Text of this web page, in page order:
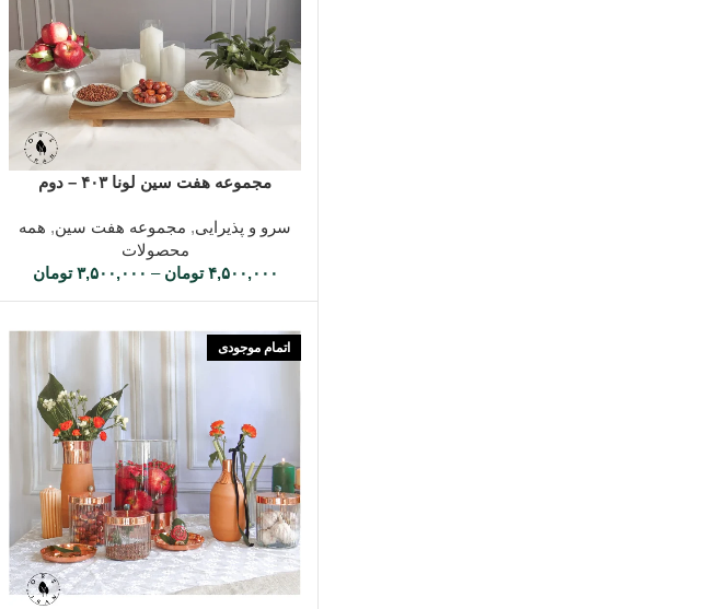
انتخاب گزینه ها
مجموعه هفت سین لونا ۴۰۳ – دوم
سرو و پذیرایی, مجموعه هفت سین, همه
محصولات
۴,۵۰۰,۰۰۰ تومان – ۳,۵۰۰,۰۰۰ تومان
اتمام موجودی